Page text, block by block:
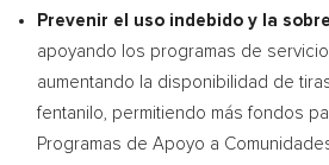
Prevenir el uso indebido y la
apoyando los programas de
aumentando la disponibilidad de
fentanilo, permitiendo más fondos
Programas de Apoyo a